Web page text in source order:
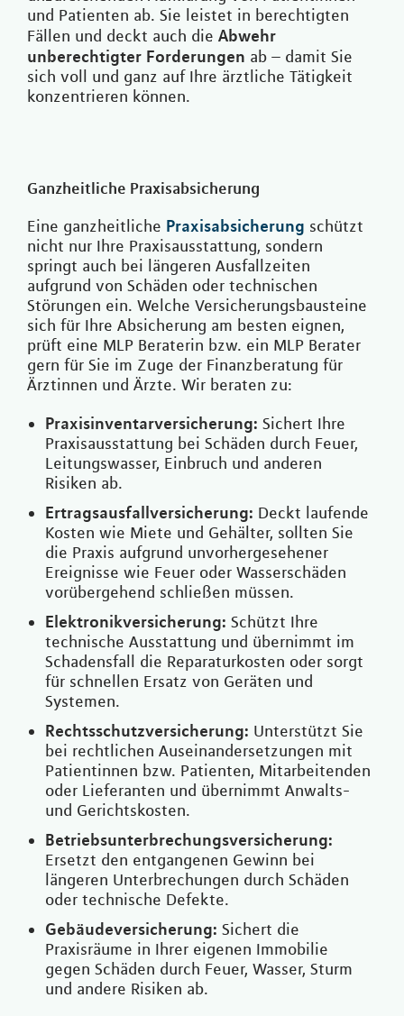
und Patienten ab. Sie leistet in berechtigten
Fällen und deckt auch die Abwehr
unberechtigter Forderungen ab – damit Sie
sich voll und ganz auf Ihre ärztliche Tätigkeit
konzentrieren können.
Ganzheitliche Praxisabsicherung
Eine ganzheitliche Praxisabsicherung schützt
nicht nur Ihre Praxisausstattung, sondern
springt auch bei längeren Ausfallzeiten
aufgrund von Schäden oder technischen
Störungen ein. Welche Versicherungsbausteine
sich für Ihre Absicherung am besten eignen,
prüft eine MLP Beraterin bzw. ein MLP Berater
gern für Sie im Zuge der Finanzberatung für
Ärztinnen und Ärzte. Wir beraten zu:
Praxisinventarversicherung: Sichert Ihre
Praxisausstattung bei Schäden durch Feuer,
Leitungswasser, Einbruch und anderen
Risiken ab.
Ertragsausfallversicherung: Deckt laufende
Kosten wie Miete und Gehälter, sollten Sie
die Praxis aufgrund unvorhergesehener
Ereignisse wie Feuer oder Wasserschäden
vorübergehend schließen müssen.
Elektronikversicherung: Schützt Ihre
technische Ausstattung und übernimmt im
Schadensfall die Reparaturkosten oder sorgt
für schnellen Ersatz von Geräten und
Systemen.
Rechtsschutzversicherung: Unterstützt Sie
bei rechtlichen Auseinandersetzungen mit
Patientinnen bzw. Patienten, Mitarbeitenden
oder Lieferanten und übernimmt Anwalts-
und Gerichtskosten.
Betriebsunterbrechungsversicherung:
Ersetzt den entgangenen Gewinn bei
längeren Unterbrechungen durch Schäden
oder technische Defekte.
Gebäudeversicherung: Sichert die
Praxisräume in Ihrer eigenen Immobilie
gegen Schäden durch Feuer, Wasser, Sturm
und andere Risiken ab.